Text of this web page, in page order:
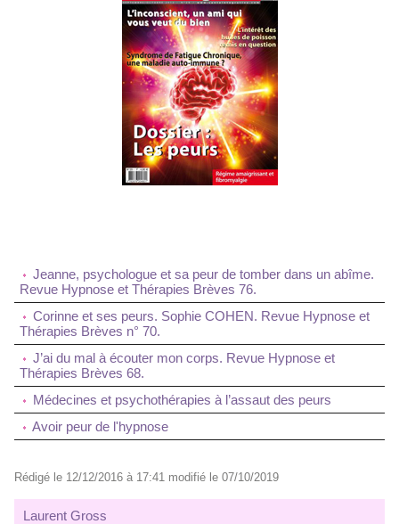
Jeanne, psychologue et sa peur de tomber dans un abîme.
Revue Hypnose et Thérapies Brèves 76.
Corinne et ses peurs. Sophie COHEN. Revue Hypnose et
Thérapies Brèves n° 70.
J’ai du mal à écouter mon corps. Revue Hypnose et
Thérapies Brèves 68.
Médecines et psychothérapies à l’assaut des peurs
Avoir peur de l'hypnose
Rédigé le 12/12/2016 à 17:41 modifié le 07/10/2019
Laurent Gross